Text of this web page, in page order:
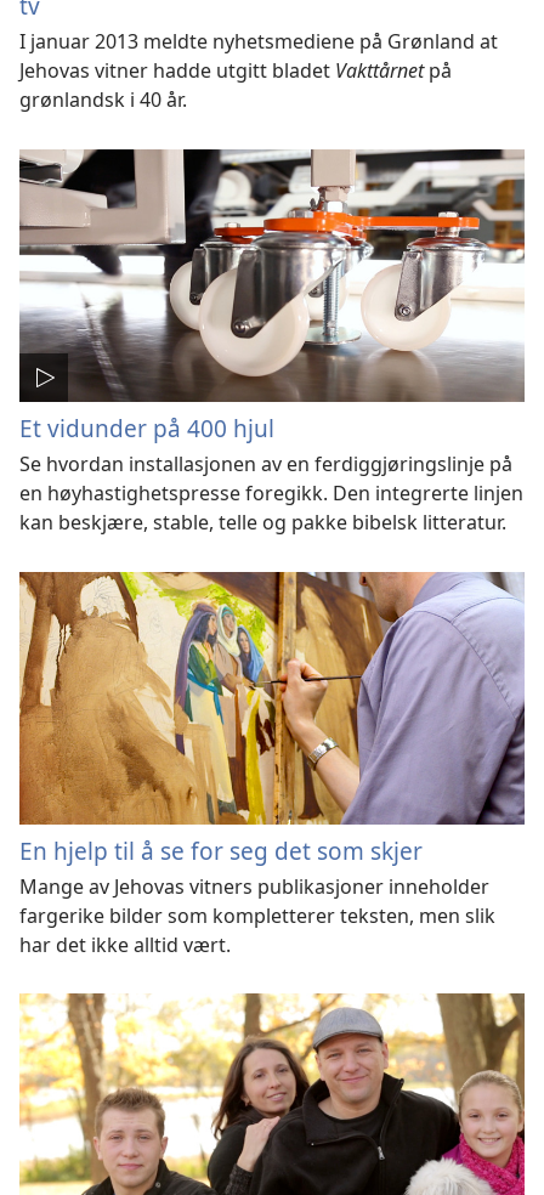
I januar 2013 meldte nyhetsmediene på Grønland at
Jehovas vitner hadde utgitt bladet Vakttårnetpå
grønlandsk i 40 år.
Et vidunder på 400 hjul
Se hvordan installasjonen av en ferdiggjøringslinje på
en høyhastighetspresse foregikk. Den integrerte linjen
kan beskjære, stable, telle og pakke bibelsk litteratur.
En hjelp til å se for seg det som skjer
Mange av Jehovas vitners publikasjoner inneholder
fargerike bilder som kompletterer teksten, men slik
har det ikke alltid vært.